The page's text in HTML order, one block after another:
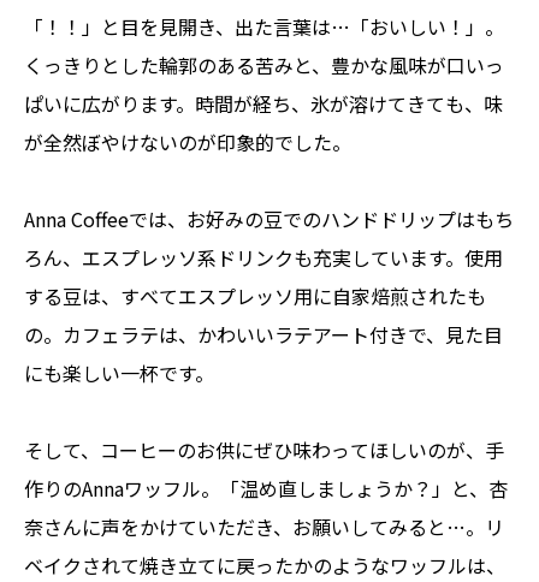
「！！」と目を見開き、出た言葉は…「おいしい！」。
くっきりとした輪郭のある苦みと、豊かな風味が口いっ
ぱいに広がります。時間が経ち、氷が溶けてきても、味
が全然ぼやけないのが印象的でした。
Anna Coffeeでは、お好みの豆でのハンドドリップはもち
ろん、エスプレッソ系ドリンクも充実しています。使用
する豆は、すべてエスプレッソ用に自家焙煎されたも
の。カフェラテは、かわいいラテアート付きで、見た目
にも楽しい一杯です。
そして、コーヒーのお供にぜひ味わってほしいのが、手
作りのAnnaワッフル。「温め直しましょうか？」と、杏
奈さんに声をかけていただき、お願いしてみると…。リ
ベイクされて焼き立てに戻ったかのようなワッフルは、